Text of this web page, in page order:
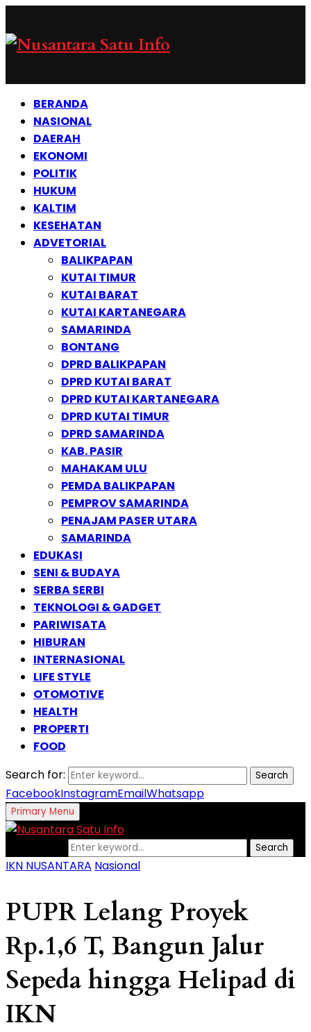
BERANDA
NASIONAL
DAERAH
EKONOMI
POLITIK
HUKUM
KALTIM
KESEHATAN
ADVETORIAL
BALIKPAPAN
KUTAI TIMUR
KUTAI BARAT
KUTAI KARTANEGARA
SAMARINDA
BONTANG
DPRD BALIKPAPAN
DPRD KUTAI BARAT
DPRD KUTAI KARTANEGARA
DPRD KUTAI TIMUR
DPRD SAMARINDA
KAB. PASIR
MAHAKAM ULU
PEMDA BALIKPAPAN
PEMPROV SAMARINDA
PENAJAM PASER UTARA
SAMARINDA
EDUKASI
SENI & BUDAYA
SERBA SERBI
TEKNOLOGI & GADGET
PARIWISATA
HIBURAN
INTERNASIONAL
LIFE STYLE
OTOMOTIVE
HEALTH
PROPERTI
FOOD
Search for:
Search
FacebookInstagramEmailWhatsapp
Primary Menu
Search
IKN NUSANTARA Nasional
PUPR Lelang Proyek
Rp.1,6 T, Bangun Jalur
Sepeda hingga Helipad di
IKN